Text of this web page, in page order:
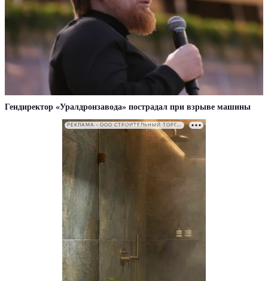
Гендиректор «Уралдронзавода» пострадал при взрыве машины
РЕКЛАМА • ООО СТРОИТЕЛЬНЫЙ ТОРГОВЫЙ ДОМ «ПЕТРОВИЧ». ИНН: 7802348846